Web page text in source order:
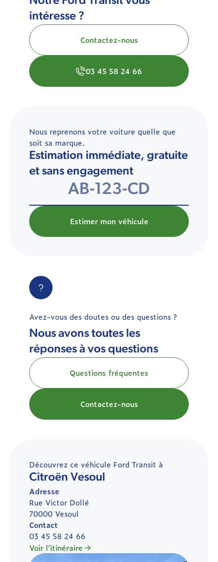
intéresse ?
Contactez-nous
03 45 58 24 66
Nous reprenons votre voiture quelle que
soit sa marque.
Estimation immédiate, gratuite
et sans engagement
Estimer mon véhicule
Avez-vous des doutes ou des questions ?
Nous avons toutes les
réponses à vos questions
Questions fréquentes
Contactez-nous
Découvrez ce véhicule Ford Transit à
Citroën Vesoul
Adresse
Rue Victor Dollé
70000 Vesoul
Contact
03 45 58 24 66
Voir l’itinéraire